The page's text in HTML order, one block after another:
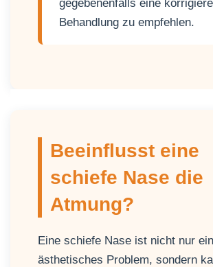
gegebenenfalls eine
Behandlung zu empfehlen.
Beeinflusst eine
schiefe Nase die
Atmung?
Eine schiefe Nase ist nicht nur ein
ästhetisches Problem, sondern